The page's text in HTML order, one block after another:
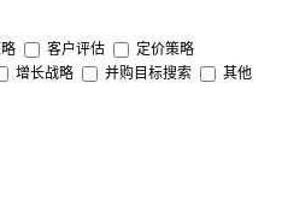
客户评估
定价策略
增长战略 并购目标搜索
其他